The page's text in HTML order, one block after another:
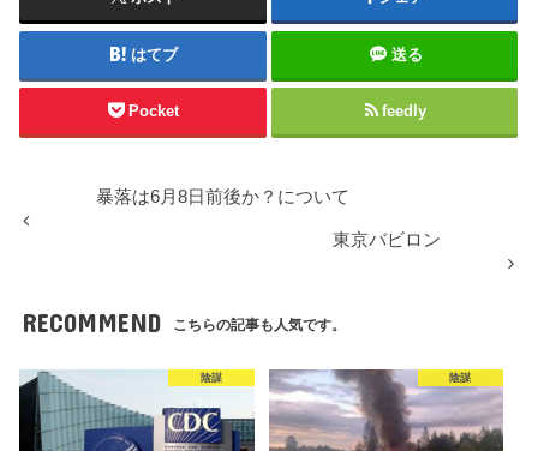
はてブ 送る
Pocket feedly
暴落は6月8日前後か？について
東京バビロン
RECOMMEND こちらの記事も人気です。
陰謀 陰謀